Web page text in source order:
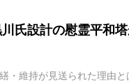
氏設計の慰霊平和
・維持が見送られた理由と